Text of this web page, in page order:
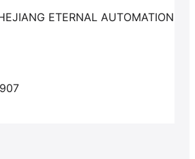
ETERNAL AUTOMATION